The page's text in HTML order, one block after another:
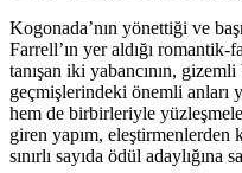
Kogonada’nın yönettiği ve
Farrell’ın yer aldığı
tanışan iki yabancının,
geçmişlerindeki önemli anları
hem de birbirleriyle
giren yapım, eleştirmenlerden
sınırlı sayıda ödül adaylığına